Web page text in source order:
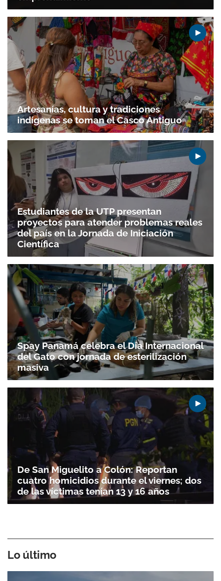
Artesanías, cultura y tradiciones
indígenas se toman el Casco Antiguo
Estudiantes de la UTP presentan
proyectos para atender problemas reales
del país en la Jornada de Iniciación
Científica
Spay Panamá celebra el Día Internacional
del Gato con jornada de esterilización
masiva
De San Miguelito a Colón: Reportan
cuatro homicidios durante el viernes; dos
de las víctimas tenían 13 y 16 años
Lo último